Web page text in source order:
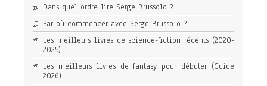
Dans quel ordre lire Serge Brussolo ?
Par où commencer avec Serge Brussolo ?
Les meilleurs livres de science-fiction récents (2020-
2025)
Les meilleurs livres de fantasy pour débuter (Guide
2026)